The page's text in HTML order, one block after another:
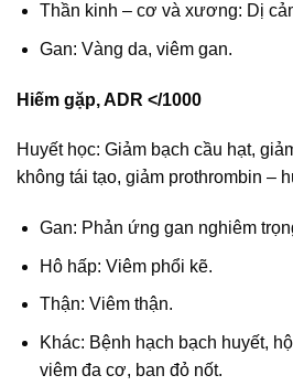
Thần kinh – cơ và xương: Dị
Gan: Vàng da, viêm gan.
Hiếm gặp, ADR </1000
Huyết học: Giảm bạch cầu hạt,
không tái tạo, giảm prothrombin –
Gan: Phản ứng gan nghiêm
Hô hấp: Viêm phổi kẽ.
Thận: Viêm thận.
Khác: Bệnh hạch bạch huyết,
viêm đa cơ, ban đỏ nốt.